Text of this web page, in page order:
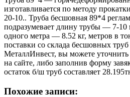
изготавливается по методу
20-10.. Труба бесшовная 89*4
подразумевает длину трубы — 7-10
одного метра — 8.52 кг, метров в
поставки со склада бесшовных
МеталлИнвест, вы можете
на сайте, либо заполнив форму
остаток б/ш труб составляет
Похожие записи: